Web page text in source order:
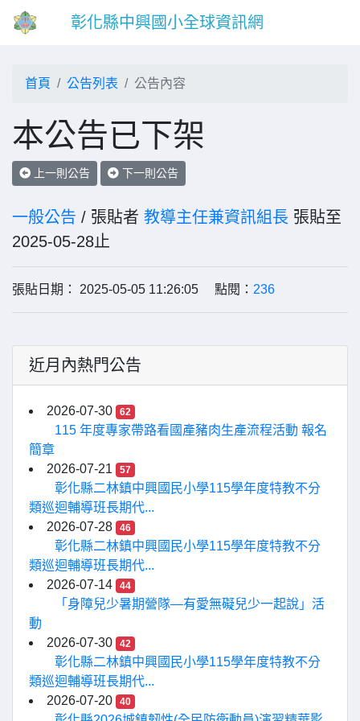
彰化縣中興國小全球資訊網
首頁 公告列表 公告內容
本公告已下架
上一則公告 下一則公告
一般公告 / 張貼者 教導主任兼資訊組長 張貼至
2025-05-28止
張貼日期： 2025-05-05 11:26:05 點閱： 236
近月內熱門公告
2026-07-30 62
115 年度專家帶路看國產豬肉生產流程活動 報名
簡章
2026-07-21
57
彰化縣二林鎮中興國民小學115學年度特教不分
類巡迴輔導班長期代...
2026-07-28
46
彰化縣二林鎮中興國民小學115學年度特教不分
類巡迴輔導班長期代...
2026-07-14
44
「身障兒少暑期營隊—有愛無礙兒少一起說」活
動
2026-07-30
42
彰化縣二林鎮中興國民小學115學年度特教不分
類巡迴輔導班長期代...
2026-07-20
40